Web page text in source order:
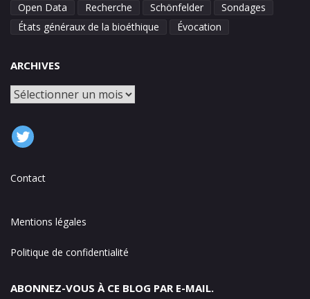
Open Data
Recherche Schönfelder
Sondages
États généraux de la bioéthique
Évocation
ARCHIVES
Archives
Contact
Mentions légales
Politique de confidentialité
ABONNEZ-VOUS À CE BLOG PAR E-MAIL.